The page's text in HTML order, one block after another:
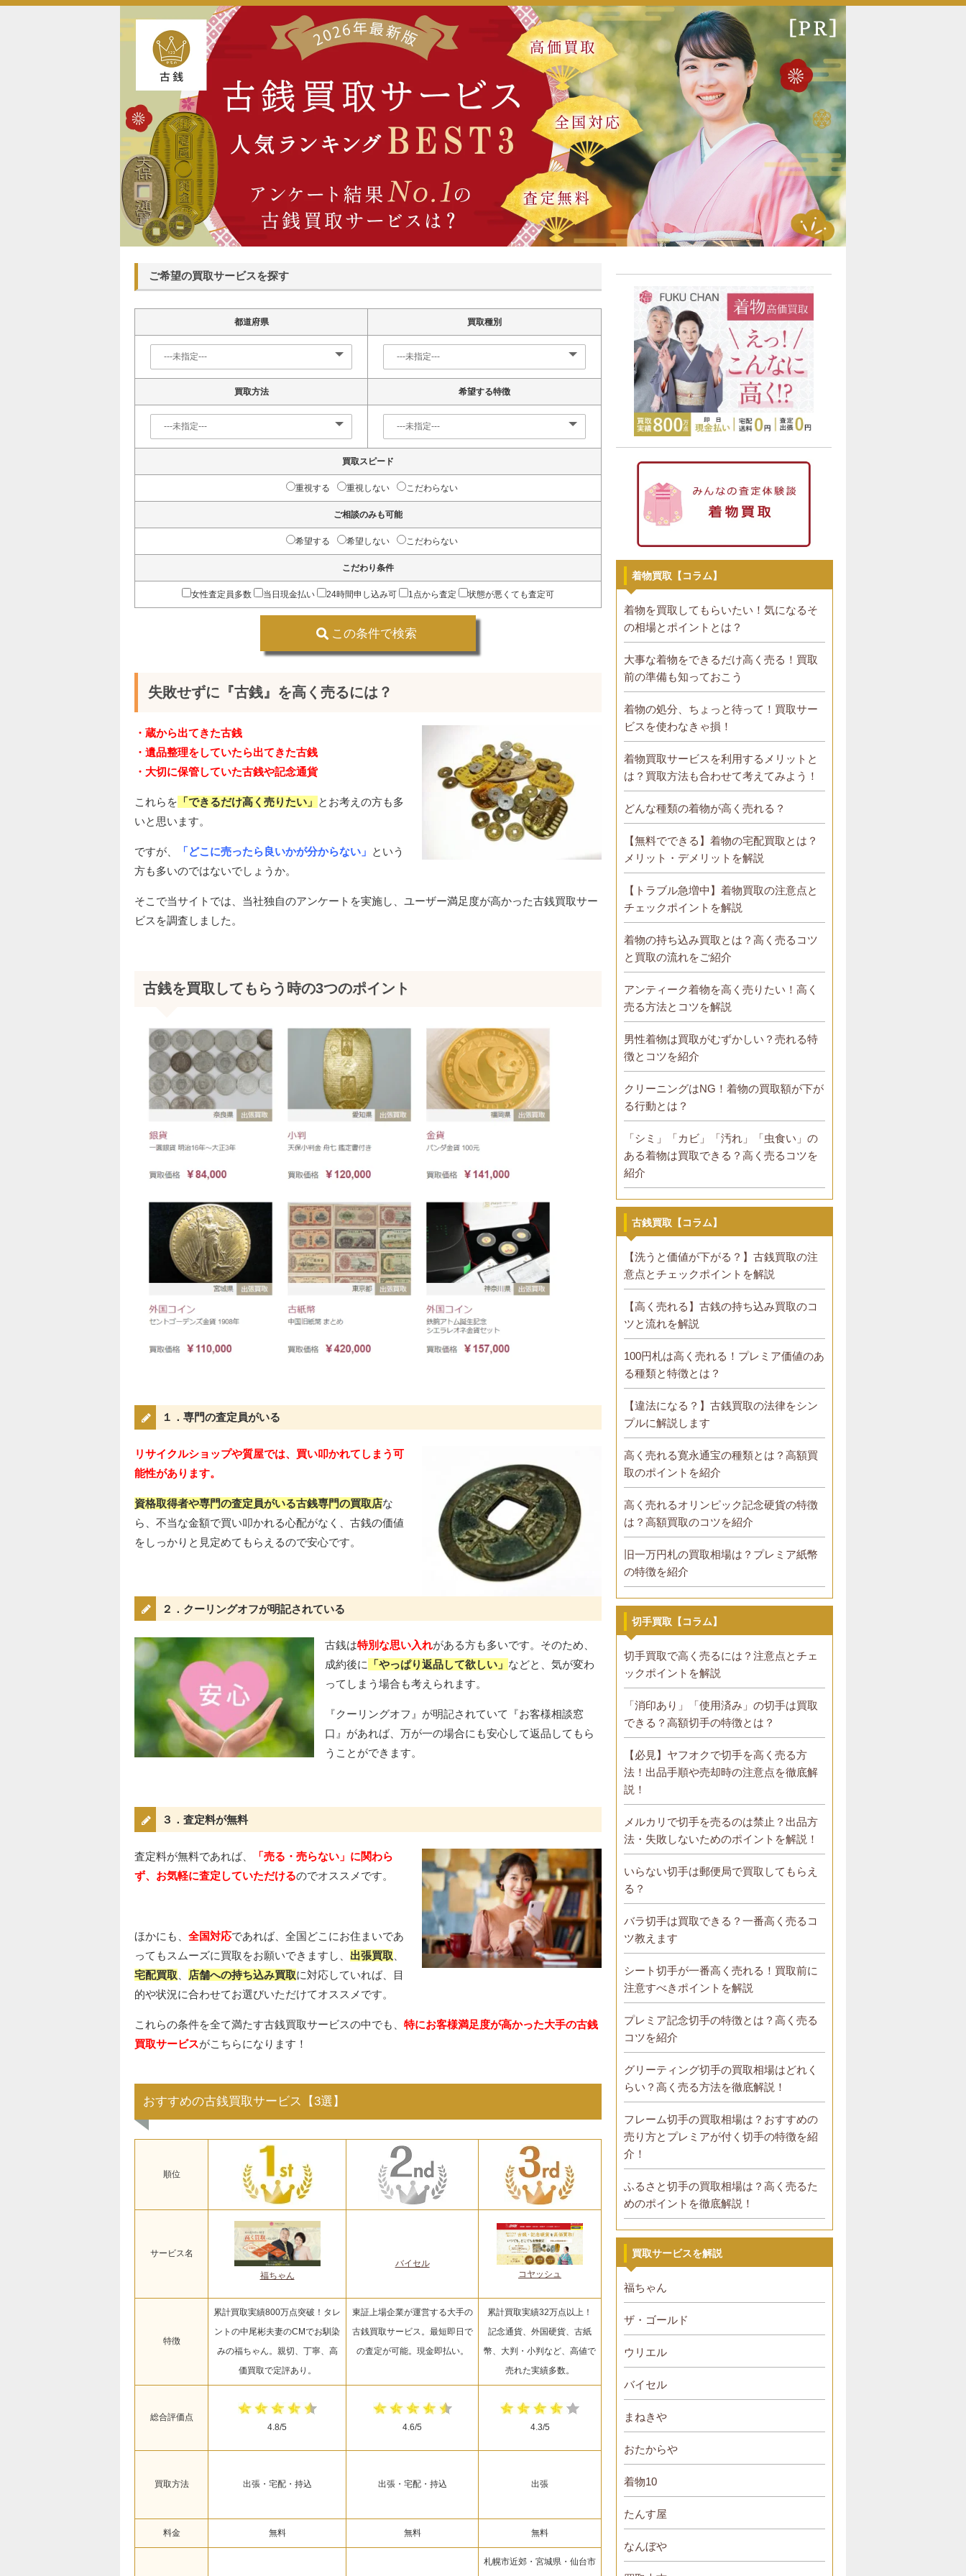
ご希望の買取サービスを探す
都道府県 買取種別
買取方法 希望する特徴
買取スピード
重視する 重視しない こだわらない
ご相談のみも可能
希望する 希望しない こだわらない
こだわり条件
女性査定員多数 当日現金払い 24時間申し込み可 1点から査定 状態が悪くても査定可
この条件で検索
失敗せずに『古銭』を高く売るには？
・蔵から出てきた古銭
・遺品整理をしていたら出てきた古銭
・大切に保管していた古銭や記念通貨
これらを 「できるだけ高く売りたい」 とお考えの方も多
いと思います。
ですが、 「どこに売ったら良いかが分からない」 という
方も多いのではないでしょうか。
そこで当サイトでは、当社独自のアンケートを実施し、ユーザー満足度が高かった古銭買取サー
ビスを調査しました。
古銭を買取してもらう時の3つのポイント
１．専門の査定員がいる
リサイクルショップや質屋では、買い叩かれてしまう可
能性があります。
資格取得者や専門の査定員がいる古銭専門の買取店な
ら、不当な金額で買い叩かれる心配がなく、古銭の価値
をしっかりと見定めてもらえるので安心です。
２．クーリングオフが明記されている
古銭は特別な思い入れがある方も多いです。そのため、
成約後に
「やっぱり返品して欲しい」 などと、気が変わ
ってしまう場合も考えられます。
『クーリングオフ』が明記されていて『お客様相談窓
口』があれば、万が一の場合にも安心して返品してもら
うことができます。
３．査定料が無料
査定料が無料であれば、
「売る・売らない」に関わら
ず、お気軽に査定していただけるのでオススメです。
ほかにも、 全国対応であれば、全国どこにお住まいであ
ってもスムーズに買取をお願いできますし、 出張買取
宅配買取
店舗への持ち込み買取に対応していれば、目
的や状況に合わせてお選びいただけてオススメです。
これらの条件を全て満たす古銭買取サービスの中でも、 特にお客様満足度が高かった大手の古銭
買取サービスがこちらになります！
おすすめの古銭買取サービス【3選】
順位
サービス名
福ちゃん
バイセル
コヤッシュ
特徴
累計買取実績800万点突破！タレ
ントの中尾彬夫妻のCMでお馴染
みの福ちゃん。親切、丁寧、高
価買取で定評あり。
東証上場企業が運営する大手の
古銭買取サービス。最短即日で
の査定が可能。現金即払い。
累計買取実績32万点以上！
記念通貨、外国硬貨、古紙
幣、大判・小判など、高値で
売れた実績多数。
総合評価点
4.8/5
4.6/5 4.3/5
買取方法 出張・宅配・持込 出張・宅配・持込 出張
料金 無料 無料 無料
札幌市近郊・宮城県・仙台市
着物買取【コラム】
着物を買取してもらいたい！気になるそ
の相場とポイントとは？
大事な着物をできるだけ高く売る！買取
前の準備も知っておこう
着物の処分、ちょっと待って！買取サー
ビスを使わなきゃ損！
着物買取サービスを利用するメリットと
は？買取方法も合わせて考えてみよう！
どんな種類の着物が高く売れる？
【無料でできる】着物の宅配買取とは？
メリット・デメリットを解説
【トラブル急増中】着物買取の注意点と
チェックポイントを解説
着物の持ち込み買取とは？高く売るコツ
と買取の流れをご紹介
アンティーク着物を高く売りたい！高く
売る方法とコツを解説
男性着物は買取がむずかしい？売れる特
徴とコツを紹介
クリーニングはNG！着物の買取額が下が
る行動とは？
「シミ」「カビ」「汚れ」「虫食い」の
ある着物は買取できる？高く売るコツを
紹介
古銭買取【コラム】
【洗うと価値が下がる？】古銭買取の注
意点とチェックポイントを解説
【高く売れる】古銭の持ち込み買取のコ
ツと流れを解説
100円札は高く売れる！プレミア価値のあ
る種類と特徴とは？
【違法になる？】古銭買取の法律をシン
プルに解説します
高く売れる寛永通宝の種類とは？高額買
取のポイントを紹介
高く売れるオリンピック記念硬貨の特徴
は？高額買取のコツを紹介
旧一万円札の買取相場は？プレミア紙幣
の特徴を紹介
切手買取【コラム】
切手買取で高く売るには？注意点とチェ
ックポイントを解説
「消印あり」「使用済み」の切手は買取
できる？高額切手の特徴とは？
【必見】ヤフオクで切手を高く売る方
法！出品手順や売却時の注意点を徹底解
説！
メルカリで切手を売るのは禁止？出品方
法・失敗しないためのポイントを解説！
いらない切手は郵便局で買取してもらえ
る？
バラ切手は買取できる？一番高く売るコ
ツ教えます
シート切手が一番高く売れる！買取前に
注意すべきポイントを解説
プレミア記念切手の特徴とは？高く売る
コツを紹介
グリーティング切手の買取相場はどれく
らい？高く売る方法を徹底解説！
フレーム切手の買取相場は？おすすめの
売り方とプレミアが付く切手の特徴を紹
介！
ふるさと切手の買取相場は？高く売るた
めのポイントを徹底解説！
買取サービスを解説
福ちゃん
ザ・ゴールド
ウリエル
バイセル
まねきや
おたからや
着物10
たんす屋
なんぼや